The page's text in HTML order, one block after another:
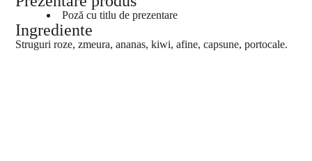
Poză cu titlu de prezentare
Ingrediente
Struguri roze, zmeura, ananas, kiwi, afine, capsune, portocale.